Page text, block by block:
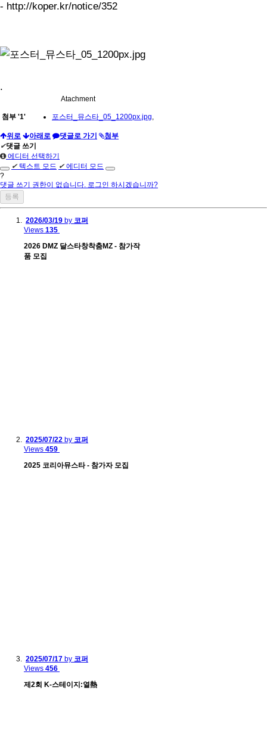
- http://koper.kr/notice/352
.
Atachment
첨부 '1' 포스터_뮤스타_05_1200px.jpg,
위로 아래로 댓글로 가기
첨부
✔댓글 쓰기
에디터 선택하기
✔ 텍스트 모드 ✔에디터 모드
?
댓글 쓰기 권한이 없습니다. 로그인 하시겠습니까?
2026/03/19 by 코퍼
Views 135
2026 DMZ 달스타창착춤MZ - 참가작
품 모집
2025/07/22 by 코퍼
Views 459
2025 코리아뮤스타 - 참가자 모집
2025/07/17 by 코퍼
Views 456
제2회 K-스테이지:열熱